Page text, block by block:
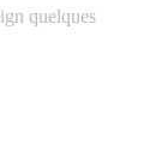
quelques